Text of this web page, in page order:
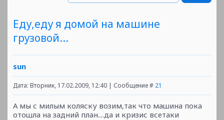
Еду,еду я домой на машине
грузовой...
sun
Дата: Вторник, 17.02.2009, 12:40 | Сообщение # 21
А мы с милым коляску возим,так что машина пока
отошла на задний план....да и кризис всетаки